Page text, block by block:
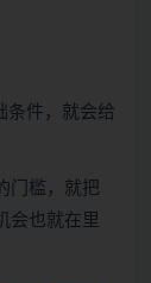
条件，就会给
门槛，就把
会也就在里